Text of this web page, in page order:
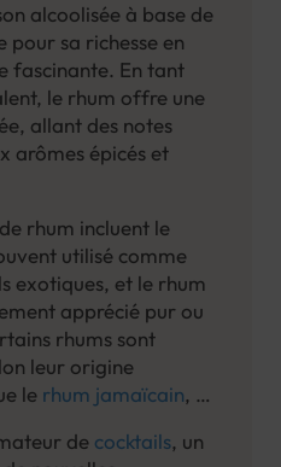
alcoolisée à base de
pour sa richesse en
fascinante. En tant
le rhum offre une
allant des notes
arômes épicés et
rhum incluent le
utilisé comme
exotiques, et le rhum
apprécié pur ou
rhums sont
leur origine
le rhum jamaïcain, le
de cocktails, un